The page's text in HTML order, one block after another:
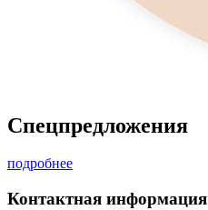
Cпецпредложения
подробнее
Контактная информация